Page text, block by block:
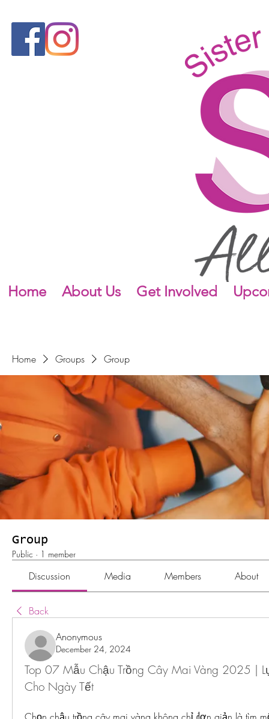
Home About Us Get Involved
Home Groups Group
Group
Public · 1 member
Discussion Media Members About
Back
Anonymous
December 24, 2024
Top 07 Mẫu Chậu Trồng Cây Mai Vàng 2025 |
Cho Ngày Tết